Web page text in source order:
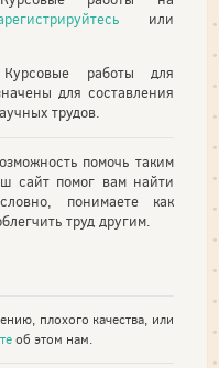
или
работы для
для составления
трудов.
помочь таким
сайт помог вам найти
понимаете как
труд другим.
плохого качества, или
об этом нам.